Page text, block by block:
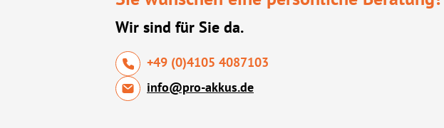
Wir sind für Sie da.
+49 (0)4105 4087103
info@pro-akkus.de